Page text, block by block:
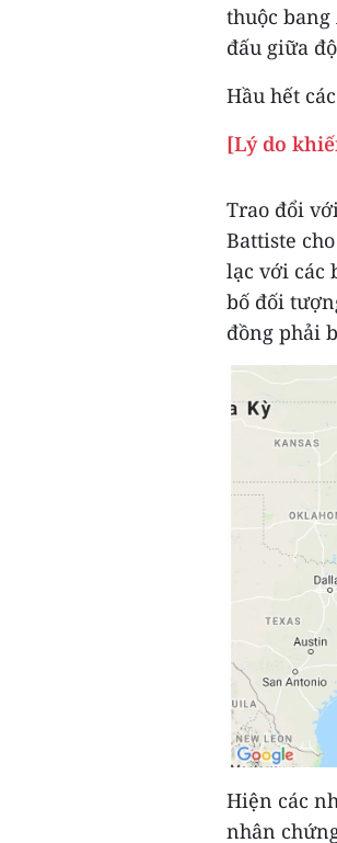
thuộc
đấu giữa
Hầu hết
[Lý do
Trao đổi
Battiste
lạc với các
bố đối
đồng phải
Hiện các
nhân